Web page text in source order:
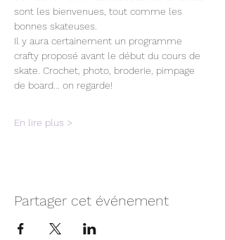
sont les bienvenues, tout comme les
bonnes skateuses.
Il y aura certainement un programme
crafty proposé avant le début du cours de
skate. Crochet, photo, broderie, pimpage
de board... on regarde!
En lire plus >
Partager cet événement